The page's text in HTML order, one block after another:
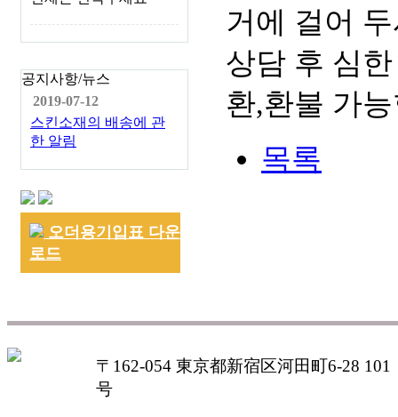
공지사항/뉴스
2019-07-12
스킨소재의 배송에 관
한 알림
오더용기입표 다운
로드
거에 걸어
상담 후 심
환,환불 가
목록
〒162-054 東京都新宿区河田町6-28 101
号